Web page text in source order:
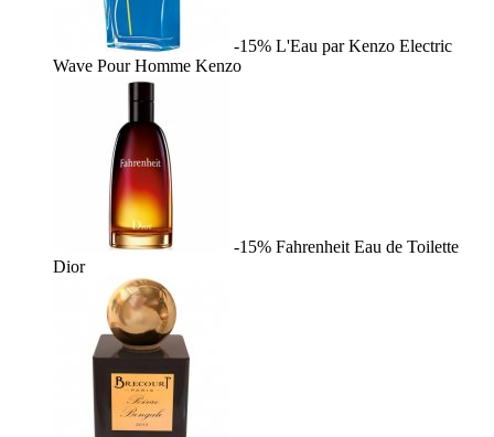
-15% L'Eau par Kenzo Electric
Wave Pour Homme Kenzo
-15% Fahrenheit Eau de Toilette
Dior